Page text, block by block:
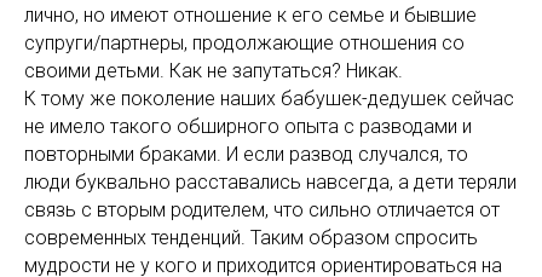
лично, но имеют отношение к его семье и бывшие
супруги/партнеры, продолжающие отношения со
своими детьми. Как не запутаться? Никак.
К тому же поколение наших бабушек-дедушек сейчас
не имело такого обширного опыта с разводами и
повторными браками. И если развод случался, то
люди буквально расставались навсегда, а дети теряли
связь с вторым родителем, что сильно отличается от
современных тенденций. Таким образом спросить
мудрости не у кого и приходится ориентироваться на